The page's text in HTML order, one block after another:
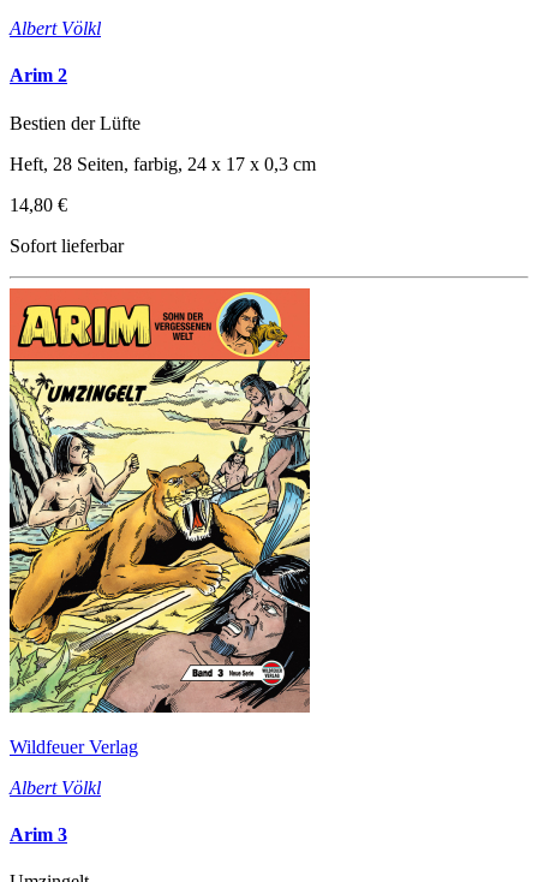
Albert Völkl
Arim 2
Bestien der Lüfte
Heft, 28 Seiten, farbig, 24 x 17 x 0,3 cm
14,80 €
Sofort lieferbar
Wildfeuer Verlag
Albert Völkl
Arim 3